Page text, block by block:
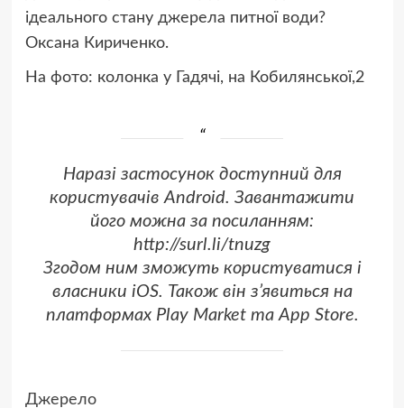
ідеального стану джерела питної води?
Оксана Кириченко.
На фото: колонка у Гадячі, на Кобилянської,2
Наразі застосунок доступний для
користувачів Android. Завантажити
його можна за посиланням:
http://surl.li/tnuzg
Згодом ним зможуть користуватися і
власники iOS. Також він з’явиться на
платформах Play Market та App Store.
Джерело